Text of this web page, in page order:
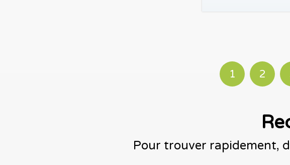
1 2
Pour trouver rapidement,